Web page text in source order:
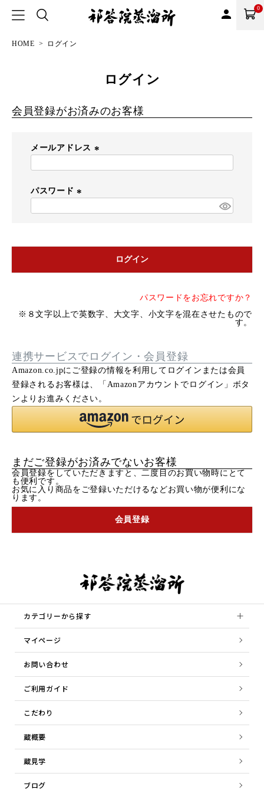
person 0
HOME ログイン
ログイン
会員登録がお済みのお客様
メールアドレス
パスワード
)
ログイン
パスワードをお忘れですか？
※８文字以上で英数字、大文字、小文字を混在させたもので
す。
連携サービスでログイン・会員登録
Amazon.co.jpにご登録の情報を利用してログインまたは会員
登録されるお客様は、「Amazonアカウントでログイン」ボタ
ンよりお進みください。
まだご登録がお済みでないお客様
会員登録をしていただきますと、二度目のお買い物時にとて
も便利です。
お気に入り商品をご登録いただけるなどお買い物が便利にな
ります。
会員登録
カテゴリーから探す
マイページ
お問い合わせ
ご利用ガイド
こだわり
蔵概要
蔵見学
ブログ